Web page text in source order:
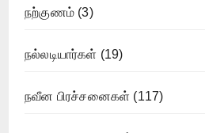
நற்குணம் (3)
நல்லடியார்கள் (19)
நவீன பிரச்சனைகள் (117)